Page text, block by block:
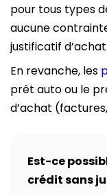
pour tous types
aucune
justificatif d’achat.
En revanche, les
prêt auto ou le
d’achat
Est-ce
crédit sans